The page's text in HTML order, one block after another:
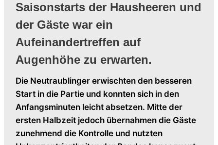
Saisonstarts der Hausheeren und
der Gäste war ein
Aufeinandertreffen auf
Augenhöhe zu erwarten.
Die Neutraublinger erwischten den besseren
Start in die Partie und konnten sich in den
Anfangsminuten leicht absetzen. Mitte der
ersten Halbzeit jedoch übernahmen die Gäste
zunehmend die Kontrolle und nutzten